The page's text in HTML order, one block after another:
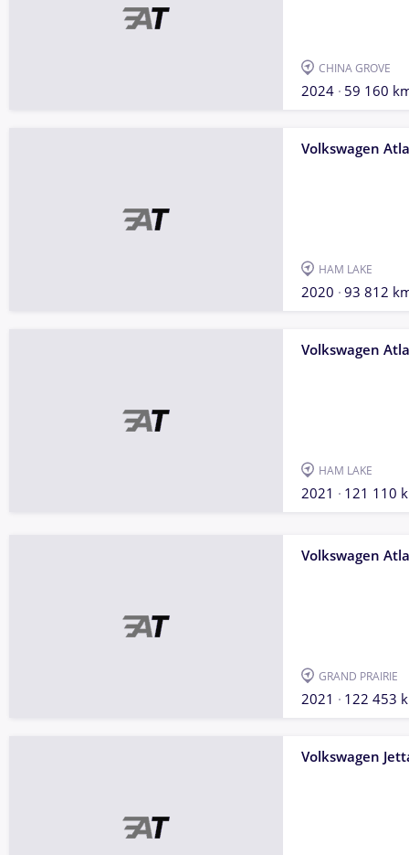
CHINA GROVE
2024 59 160
Volkswagen
HAM LAKE
2020 93 812
Volkswagen
HAM LAKE
2021 121 110
Volkswagen
GRAND PRAIRIE
2021 122 453
Volkswagen